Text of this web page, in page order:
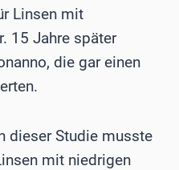
Linsen mit
15 Jahre später
die gar einen
dieser Studie musste
mit niedrigen